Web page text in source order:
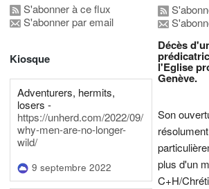
S'abonner à ce flux
S'abonner par email
Kiosque
Adventurers, hermits,
losers -
https://unherd.com/2022/09/
why-men-are-no-longer-
wild/
9 septembre 2022
Décès
l'Eglise
Genève.
Son
plus d'un
C+H/